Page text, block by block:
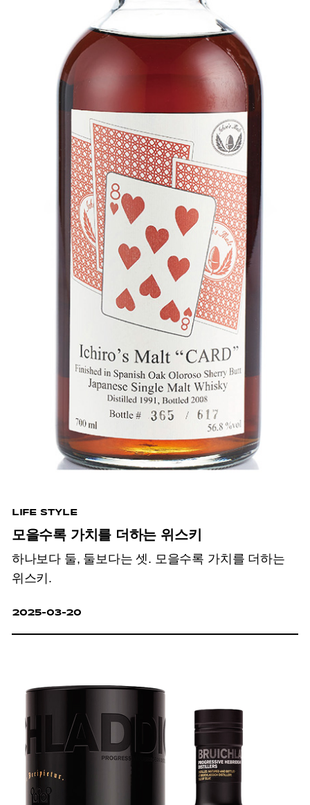
LIFE STYLE
모을수록 가치를 더하는 위스키
하나보다 둘, 둘보다는 셋. 모을수록 가치를 더하는
위스키.
2025-03-20